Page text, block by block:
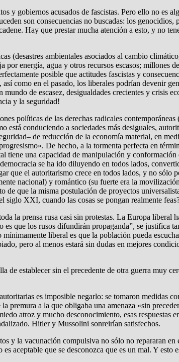
gobiernos acusados de fascistas. Pero ello no es
son consecuencias no buscadas: los
Hay que prestar mucha atención a esto, y no
(desastres ambientales asociados al cambio
energía, agua y otros recursos escasos; millones
posible que actitudes fascistas y
como en el pasado, los liberales podrían devenir
de escasez, desigualdades crecientes y crisis
y la seguridad!
políticas de las derechas radicales
conduciendo a sociedades más desiguales,
de reducción de la economía material, en
De hecho, a la tormenta perfecta en
una capacidad de manipulación y
se ha ido diluyendo en todos lados,
que el autoritarismo crece en todos lados, y no sólo
nacional) y romántico (su fuerte era la
de que la misma postulación de proyectos
siglo XXI, cuando las cosas se pongan realmente
la prensa rusa casi sin protestas. La Europa liberal
que los rusos difundirán propaganda”, se justifica
liberal es que la población pueda
pero al menos estará sin dudas en mejores
establecer sin el precedente de otra guerra muy
es imposible negarlo: se tomaron medidas
a la que obligaba una amenaza «sin
atroz y mucho desconocimiento, esas respuestas
Hitler y Mussolini sonreirían satisfechos.
y la vacunación compulsiva no sólo no repararan
aceptable que se desconozca que es un mal. Y esto